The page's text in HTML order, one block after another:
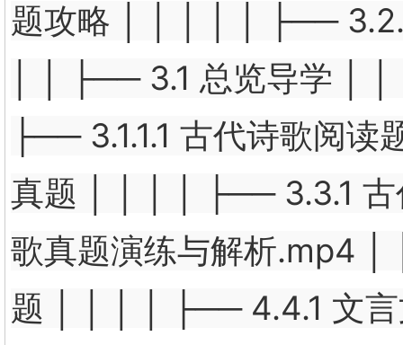
题攻略 │ │ │ │ │ ├──
│ │ ├── 3.1 总览导学 │
├── 3.1.1.1 古代诗歌阅
真题 │ │ │ │ ├── 3.3.1
歌真题演练与解析.mp4
题 │ │ │ │ ├── 4.4.1 文